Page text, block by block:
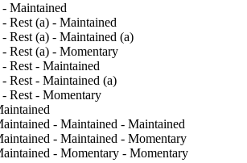
Maintained
Rest (a) - Maintained
Rest (a) - Maintained (a)
Rest (a) - Momentary
Rest - Maintained
Rest - Maintained (a)
Rest - Momentary
- Maintained - Maintained
- Maintained - Momentary
- Momentary - Momentary